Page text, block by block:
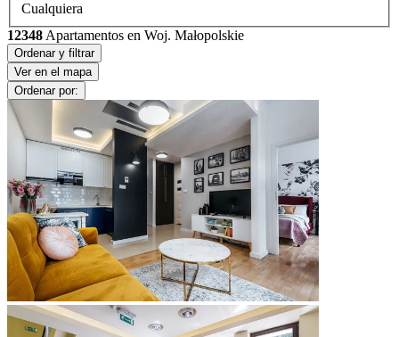
Cualquiera
12348 Apartamentos en Woj. Małopolskie
Ordenar y filtrar
Ver en el mapa
Ordenar por: